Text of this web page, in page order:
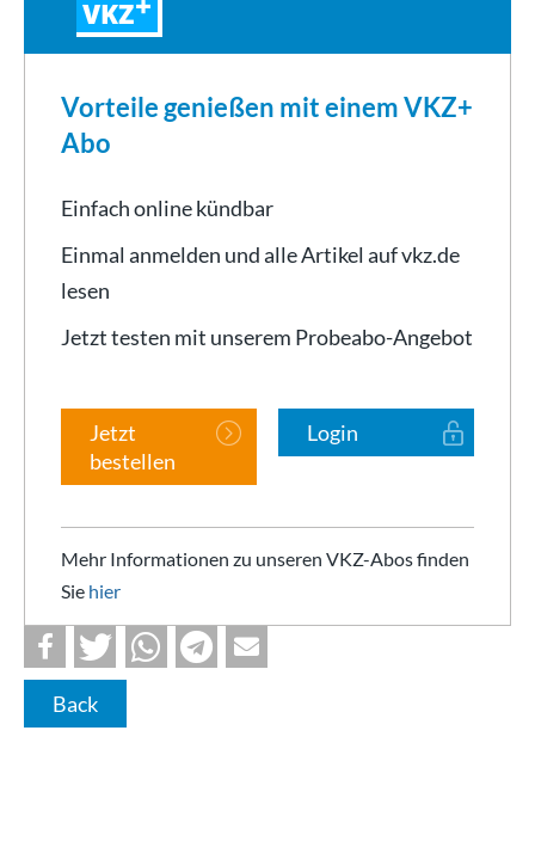
VKZ
Vorteile genießen mit einem VKZ+
Abo
Einfach online kündbar
Einmal anmelden und alle Artikel auf vkz.de
lesen
Jetzt testen mit unserem Probeabo-Angebot
Jetzt
bestellen
Login
Mehr Informationen zu unseren VKZ-Abos finden
Sie hier
Back